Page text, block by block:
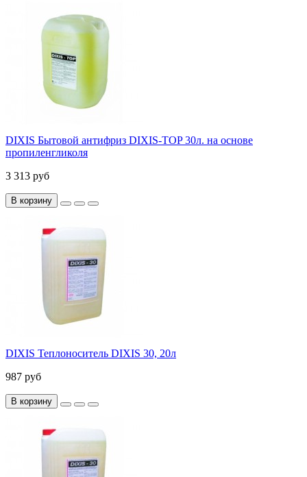
DIXIS Бытовой антифриз DIXIS-TOP 30л. на основе
пропиленгликоля
3 313 руб
В корзину
DIXIS Теплоноситель DIXIS 30, 20л
987 руб
В корзину